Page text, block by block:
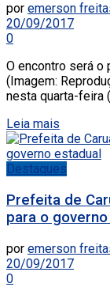
por emerson
20/09/2017
0
O encontro será o
(Imagem:
nesta quarta-feira
Leia mais
Destaques
Prefeita de
para o
por emerson
20/09/2017
0